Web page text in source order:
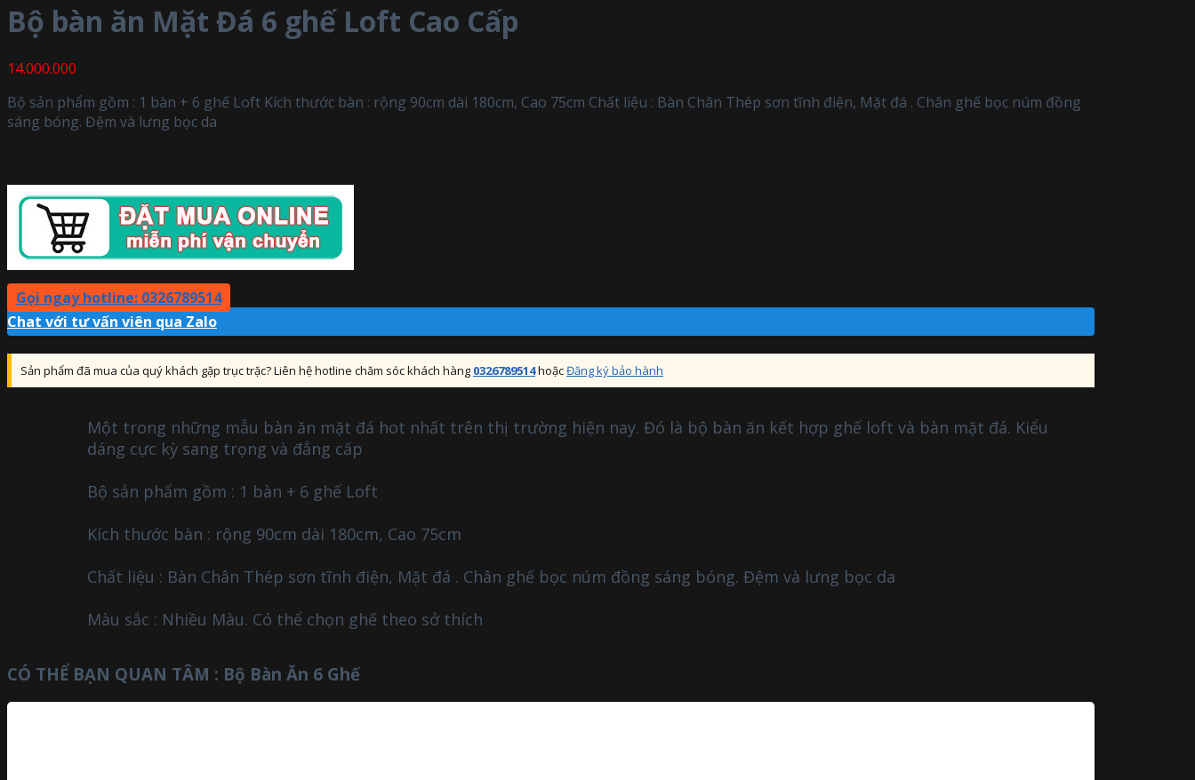
Bộ bàn ăn Mặt Đá 6 ghế Loft Cao Cấp
14.000.000
Bộ sản phẩm gồm : 1 bàn + 6 ghế Loft Kích thước bàn : rộng 90cm dài 180cm, Cao 75cm Chất liệu : Bàn Chân Thép sơn tĩnh điện, Mặt đá . Chân ghế bọc núm đồng
sáng bóng. Đệm và lưng bọc da
Gọi ngay hotline: 0326789514
Chat với tư vấn viên qua Zalo
Sản phẩm đã mua của quý khách gặp trục trặc? Liên hệ hotline chăm sóc khách hàng 0326789514hoặcĐăng ký bảo hành
Một trong những mẫu bàn ăn mặt đá hot nhất trên thị trường hiện nay. Đó là bộ bàn ăn kết hợp ghế loft và bàn mặt đá. Kiểu
dáng cực kỳ sang trọng và đẳng cấp
Bộ sản phẩm gồm : 1 bàn + 6 ghế Loft
Kích thước bàn : rộng 90cm dài 180cm, Cao 75cm
Chất liệu : Bàn Chân Thép sơn tĩnh điện, Mặt đá . Chân ghế bọc núm đồng sáng bóng. Đệm và lưng bọc da
Màu sắc : Nhiều Màu. Có thể chọn ghế theo sở thích
CÓ THỂ BẠN QUAN TÂM : Bộ Bàn Ăn 6 Ghế